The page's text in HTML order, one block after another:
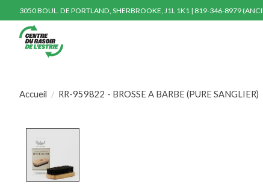
3050 BOUL. DE PORTLAND, SHERBROOKE, J1L 1K1 | 819-346-8979
Accueil / RR-959822 - BROSSE A BARBE (PURE SANGLIER)